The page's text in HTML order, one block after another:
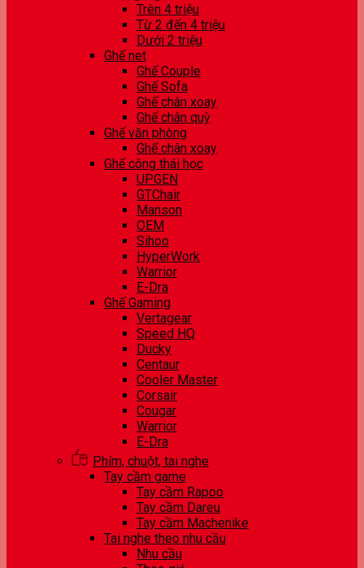
Trên 4 triệu
Từ 2 đến 4 triệu
Dưới 2 triệu
Ghế net
Ghế Couple
Ghế Sofa
Ghế chân xoay
Ghế chân quỳ
Ghế văn phòng
Ghế chân xoay
Ghế công thái học
UPGEN
GTChair
Manson
OEM
Sihoo
HyperWork
Warrior
E-Dra
Ghế Gaming
Vertagear
Speed HQ
Ducky
Centaur
Cooler Master
Corsair
Cougar
Warrior
E-Dra
Phím, chuột, tai nghe
Tay cầm game
Tay cầm Rapoo
Tay cầm Dareu
Tay cầm Machenike
Tai nghe theo nhu cầu
Nhu cầu